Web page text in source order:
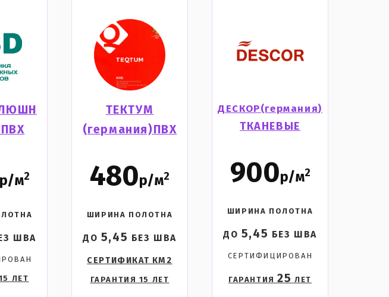
р/м2
ШВА
ЛЕТ
ТЕКТУМ
(германия)ПВХ
480р/м2
ШИРИНА ПОЛОТНА
ДО 5,45 БЕЗ ШВА
СЕРТИФИКАТ КМ2
ГАРАНТИЯ 15 ЛЕТ
ДЕСКОР(германия)
ТКАНЕВЫЕ
900р/м2
ШИРИНА ПОЛОТНА
ДО 5,45 БЕЗ ШВА
СЕРТИФИЦИРОВАН
ГАРАНТИЯ25 ЛЕТ